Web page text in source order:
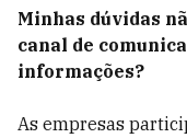
Minhas dúvidas
canal de
informações?
As empresas